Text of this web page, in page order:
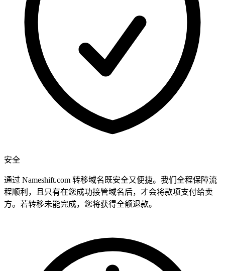
安全
通过 Nameshift.com 转移域名既安全又便捷。我们全程保障流
程顺利，且只有在您成功接管域名后，才会将款项支付给卖
方。若转移未能完成，您将获得全额退款。